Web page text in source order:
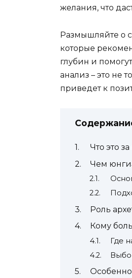
желания, что
Размышляйте о
которые
глубин и
анализ – это не
приведет к
Что это
Чем
Роль
Кому
Где